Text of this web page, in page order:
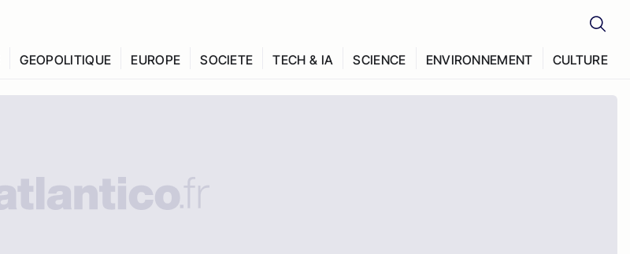
GEOPOLITIQUE EUROPE SOCIETE TECH & IA SCIENCE ENVIRONNEMENT CULTURE